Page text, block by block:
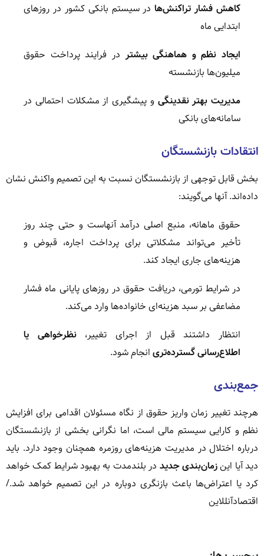
کاهش فشار تراکنش‌هادر سیستم بانکی کشور در روزهای
ابتدایی ماه
ایجاد نظم و هماهنگی بیشتر در فرایند پرداخت حقوق
میلیون‌ها بازنشسته
مدیریت بهتر نقدینگی و پیشگیری از مشکلات احتمالی در
سامانه‌های بانکی
انتقادات بازنشستگان
بخش قابل توجهی از بازنشستگان نسبت به این تصمیم واکنش نشان
داده‌اند. آنها می‌گویند:
حقوق ماهانه، منبع اصلی درآمد آنهاست و حتی چند روز
تأخیر می‌تواند مشکلاتی برای پرداخت اجاره، قبوض و
هزینه‌های جاری ایجاد کند.
در شرایط تورمی، دریافت حقوق در روزهای پایانی ماه فشار
مضاعفی بر سبد هزینه‌ای خانواده‌ها وارد می‌کند.
انتظار داشتند قبل از اجرای تغییر،نظرخواهی یا
اطلاع‌رسانی گسترده‌تری انجام شود.
جمع‌بندی
هرچند تغییر زمان واریز حقوق از نگاه مسئولان اقدامی برای افزایش
نظم و کارایی سیستم مالی است، اما نگرانی بخشی از بازنشستگان
درباره اختلال در مدیریت هزینه‌های روزمره همچنان وجود دارد. باید
دید آیا اینزمان‌بندی جدید در بلندمدت به بهبود شرایط کمک خواهد
کرد یا اعتراض‌ها باعث بازنگری دوباره در این تصمیم خواهد شد./
اقتصادآنللاین